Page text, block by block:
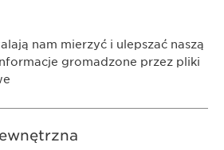
ul. Leszno 14
cookie.
nam mierzyć i ulepszać naszą
gromadzone przez pliki